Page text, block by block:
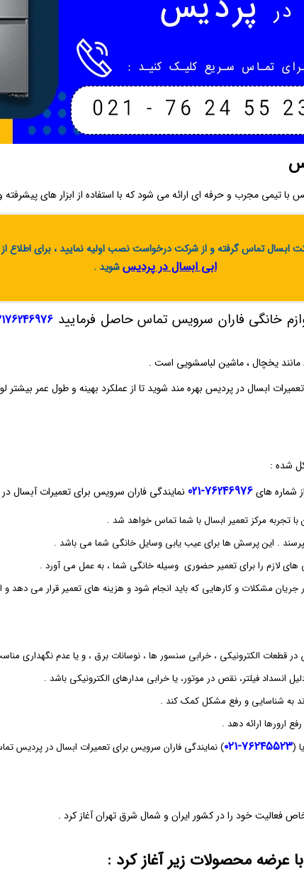
مجرب و حرفه‌ ای ارائه می ‌شود که با استفاده از ابزار های
ابسال تماس گرفته و از شرکت درخواست نصب اولیه نمایید ، برای اطلاع
ابی ابسال در پردیسشوید .
خانگی فاران سرویس تماس حاصل فرمایید
مانند یخچال ، ماشین لباسشویی است .
ابسال در پردیس بهره‌ مند شوید تا از عملکرد بهینه و طول عمر
شده :
شماره‌ های76246976-021 نمایندگی فاران سرویس برای تعمیرات آبسال
. این پرسش‌ ها برای عیب‌ یابی وسایل خانگی شما می‌ باشد .
لازم را برای تعمیر حضوری وسیله خانگی شما ، به عمل می‌ آورد .
مشکلات و کارهایی که باید انجام شود و هزینه‌ های تعمیر قرار می‌ دهد و
الکترونیکی ، خرابی سنسور ها ، نوسانات برق ، و یا عدم نگهداری
فیلتر، نقص در موتور، یا خرابی مدارهای الکترونیکی باشد .
به شناسایی و رفع مشکل کمک کند .
ارورها ارائه دهد .
(۷۶۲۴۵۵۲۳-۰۲۱ ) نمایندگی فاران سرویس برای تعمیرات ابسال در پردیس